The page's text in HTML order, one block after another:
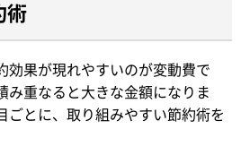
術
効果が現れやすいのが変動費で
み重なると大きな金額になりま
ごとに、取り組みやすい節約術を